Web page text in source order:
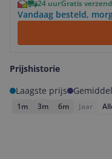
24 uurGratis
Vandaag besteld,
Prijshistorie
Laagste prijs
1m 3m 6m Jaar